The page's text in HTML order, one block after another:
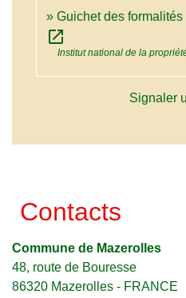
Guichet des
open_in_new
Institut national de la
Signaler
Contacts
Commune de Mazerolles
48, route de Bouresse
86320 Mazerolles - FRANCE